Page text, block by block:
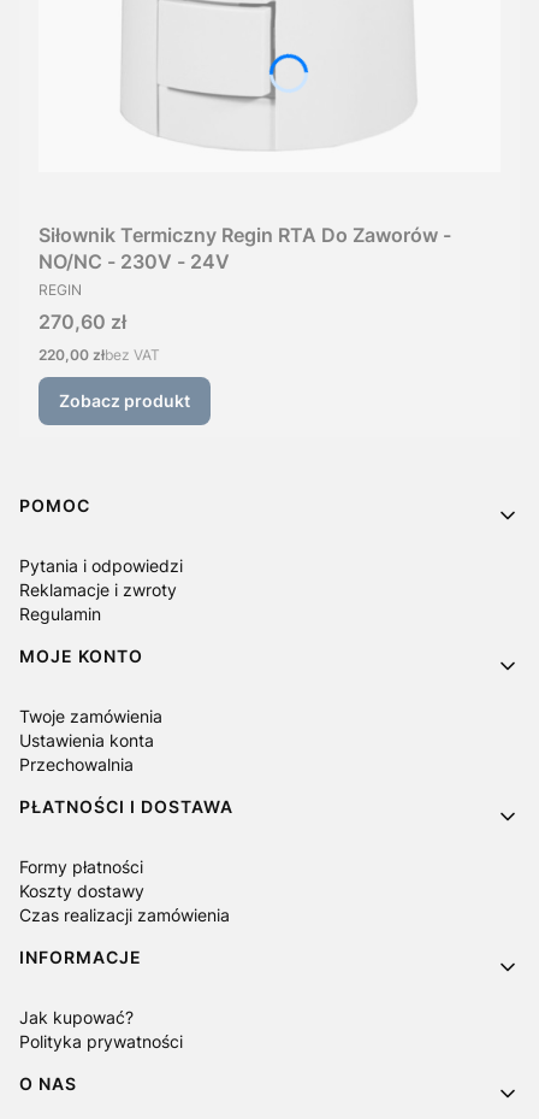
Siłownik Termiczny Regin RTA Do Zaworów -
NO/NC - 230V - 24V
PRODUCENT
REGIN
Cena
270,60 zł
Cena
220,00 złbez VAT
Zobacz produkt
Linki w stopce
POMOC
Pytania i odpowiedzi
Reklamacje i zwroty
Regulamin
MOJE KONTO
Twoje zamówienia
Ustawienia konta
Przechowalnia
PŁATNOŚCI I DOSTAWA
Formy płatności
Koszty dostawy
Czas realizacji zamówienia
INFORMACJE
Jak kupować?
Polityka prywatności
O NAS